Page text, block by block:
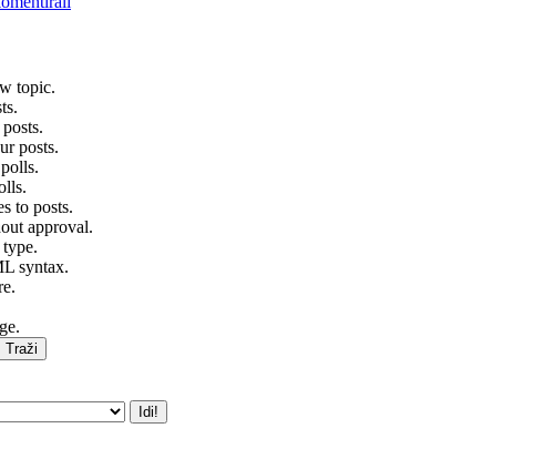
topic.
posts.
to posts.
approval.
syntax.